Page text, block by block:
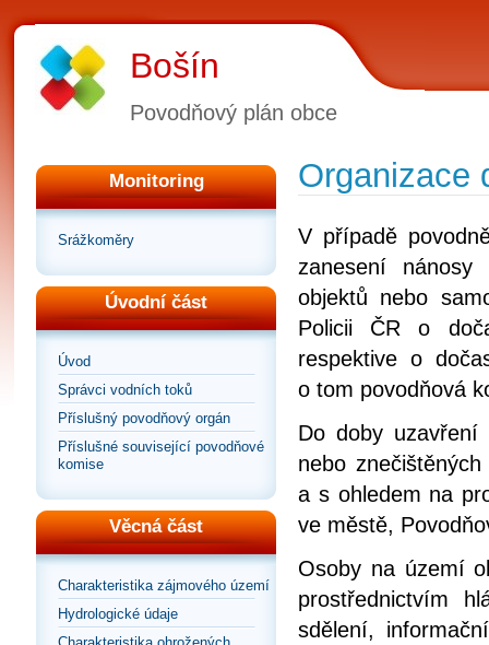
Bošín
Povodňový plán obce
Monitoring
Srážkoměry
Úvodní část
Úvod
Správci vodních toků
Příslušný povodňový orgán
Příslušné související povodňové
komise
Věcná část
Charakteristika zájmového území
Hydrologické údaje
Organizace
V případě
zanesení
objektů nebo
Policii ČR o
respektive o
o tom povodňová
Do doby uzavření
nebo
a s ohledem na
ve městě,
Osoby na území
prostřednictvím
sdělení,